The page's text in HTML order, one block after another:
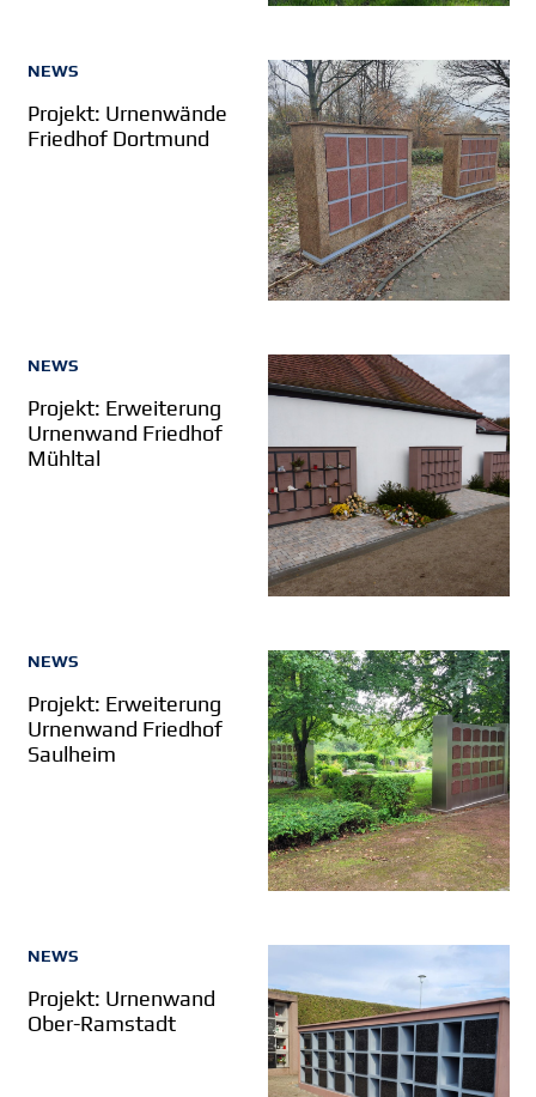
NEWS
Projekt: Urnenwände
Friedhof Dortmund
NEWS
Projekt: Erweiterung
Urnenwand Friedhof
Mühltal
NEWS
Projekt: Erweiterung
Urnenwand Friedhof
Saulheim
NEWS
Projekt: Urnenwand
Ober-Ramstadt